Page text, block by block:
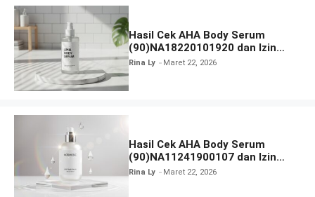
Hasil Cek AHA Body Serum
(90)NA18220101920 dan Izin
BPOM
Rina Ly Maret 22, 2026
Hasil Cek AHA Body Serum
(90)NA11241900107 dan Izin
BPOM
Rina Ly Maret 22, 2026